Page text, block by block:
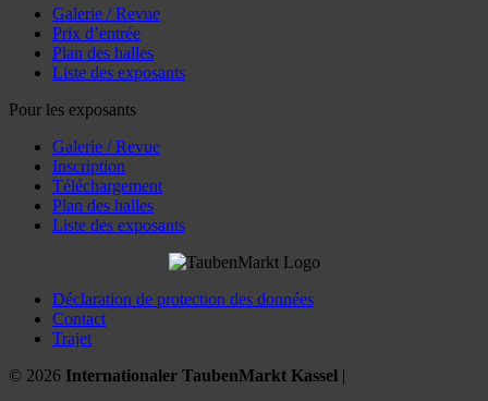
Galerie / Revue
Prix d’entrée
Plan des halles
Liste des exposants
Pour les exposants
Galerie / Revue
Inscription
Téléchargement
Plan des halles
Liste des exposants
Déclaration de protection des données
Contact
Trajet
© 2026 Internationaler TaubenMarkt Kassel |